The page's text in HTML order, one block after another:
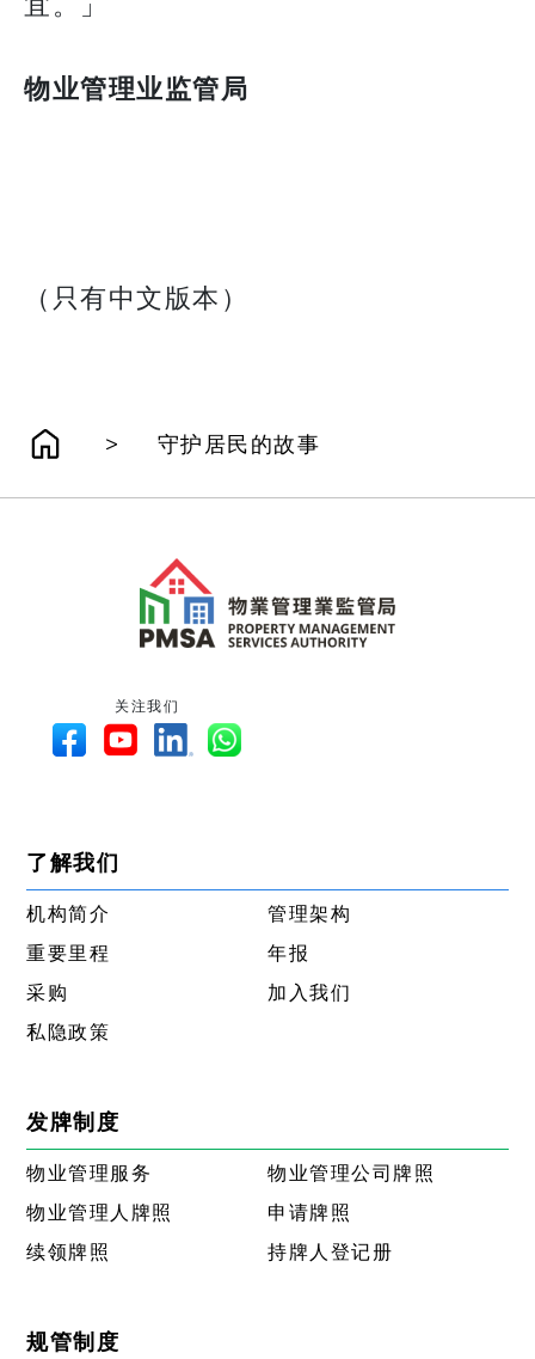
物业管理业监管局
（只有中文版本）
> 守护居民的故事
关注我们
了解我们
机构简介
管理架构
重要里程
年报
采购
加入我们
私隐政策
发牌制度
物业管理服务
物业管理公司牌照
物业管理人牌照
申请牌照
续领牌照
持牌人登记册
规管制度